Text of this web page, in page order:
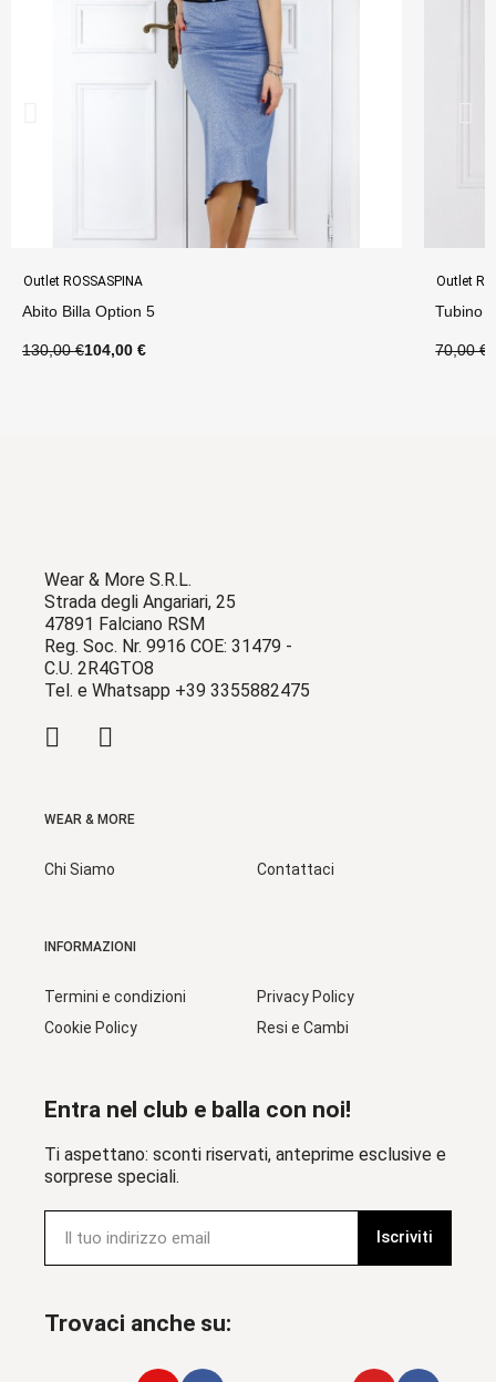
Outlet ROSSASPINA
Abito Billa Option 5
130,00 €104,00 €
Outlet
Tubino
70,00 €
Wear & More S.R.L.
Strada degli Angariari, 25
47891 Falciano RSM
Reg. Soc. Nr. 9916 COE: 31479 -
C.U. 2R4GTO8
Tel. e Whatsapp +39 3355882475
WEAR & MORE
Chi Siamo Contattaci
INFORMAZIONI
Termini e condizioni
Cookie Policy
Privacy Policy
Resi e Cambi
Entra nel club e balla con noi!
Ti aspettano: sconti riservati, anteprime esclusive e
sorprese speciali.
Iscriviti
Trovaci anche su: